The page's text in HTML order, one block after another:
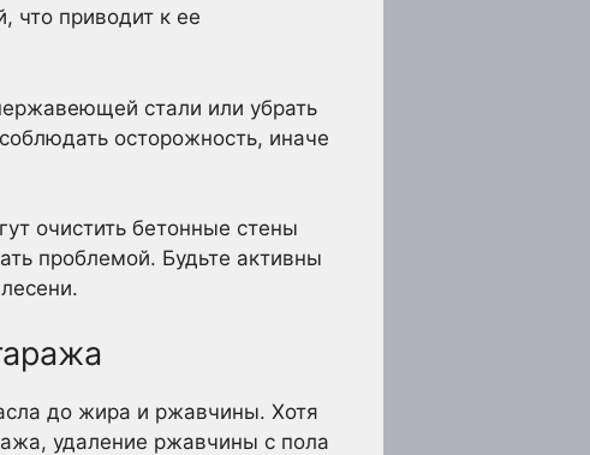
что приводит к ее
стали или убрать
осторожность, иначе
очистить бетонные стены
проблемой. Будьте активны
до жира и ржавчины. Хотя
удаление ржавчины с пола